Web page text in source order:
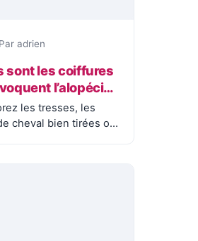
Par adrien
sont les coiffures
l’alopécie
?
les tresses, les
cheval bien tirées ou